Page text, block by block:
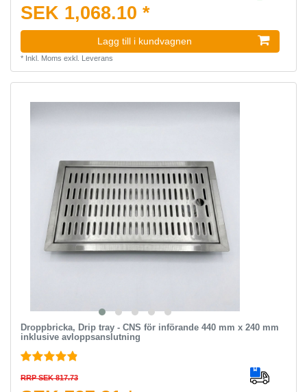
SEK 1,068.10 *
Lagg till i kundvagnen
* Inkl. Moms exkl. Leverans
Droppbricka, Drip tray - CNS för införande 440 mm x 240 mm
inklusive avloppsanslutning
RRP SEK 817.73